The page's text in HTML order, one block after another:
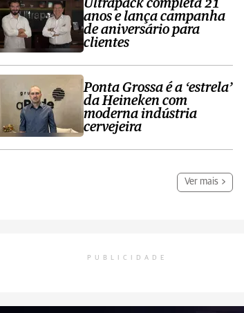
Ultrapack completa 21
anos e lança campanha
de aniversário para
clientes
Ponta Grossa é a ‘estrela’
da Heineken com
moderna indústria
cervejeira
Ver mais
PUBLICIDADE